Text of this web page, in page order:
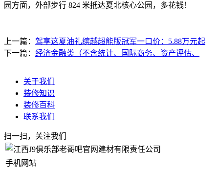
园方面，外部步行 824 米抵达夏北核心公园，多花钱！
上一篇： 驾享这夏油礼缤越超能版冠军一口价：5.88万元起
下一篇： 经济金融类（不含统计、国际商务、资产评估、
关于我们
装修知识
装修百科
联系我们
扫一扫，关注我们
手机网站